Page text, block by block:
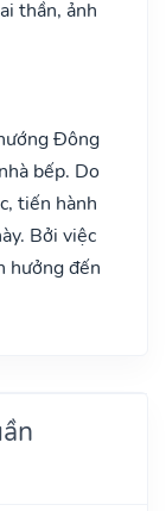
thần, ảnh
Đông
bếp. Do
tiến hành
Bởi việc
hưởng đến